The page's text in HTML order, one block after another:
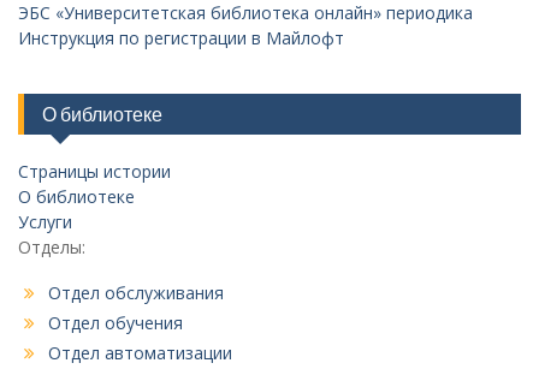
ЭБС «Университетская библиотека онлайн» периодика
Инструкция по регистрации в Майлофт
О библиотеке
Страницы истории
О библиотеке
Услуги
Отделы:
Отдел обслуживания
Отдел обучения
Отдел автоматизации